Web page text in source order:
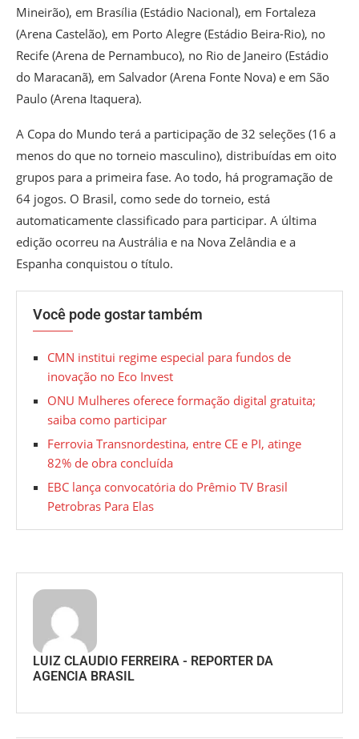
Mineirão), em Brasília (Estádio Nacional), em Fortaleza
(Arena Castelão), em Porto Alegre (Estádio Beira-Rio), no
Recife (Arena de Pernambuco), no Rio de Janeiro (Estádio
do Maracanã), em Salvador (Arena Fonte Nova) e em São
Paulo (Arena Itaquera).
A Copa do Mundo terá a participação de 32 seleções (16 a
menos do que no torneio masculino), distribuídas em oito
grupos para a primeira fase. Ao todo, há programação de
64 jogos. O Brasil, como sede do torneio, está
automaticamente classificado para participar. A última
edição ocorreu na Austrália e na Nova Zelândia e a
Espanha conquistou o título.
Você pode gostar também
CMN institui regime especial para fundos de
inovação no Eco Invest
ONU Mulheres oferece formação digital gratuita;
saiba como participar
Ferrovia Transnordestina, entre CE e PI, atinge
82% de obra concluída
EBC lança convocatória do Prêmio TV Brasil
Petrobras Para Elas
LUIZ CLAUDIO FERREIRA - REPORTER DA
AGENCIA BRASIL